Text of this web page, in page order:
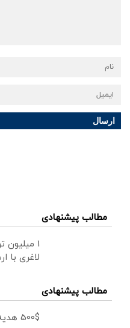
ارسال
مطالب پیشنهادی
1
لاغری با
مطالب پیشنهادی
500$ هدیه به کاربران جدید،ثبت نام کن